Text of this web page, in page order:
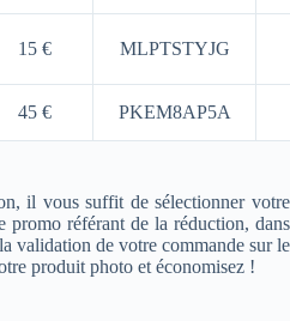
15 € MLPTSTYJG
45 € PKEM8AP5A
il vous suffit de sélectionner votre
promo référant de la réduction, dans
validation de votre commande sur le
produit photo et économisez !